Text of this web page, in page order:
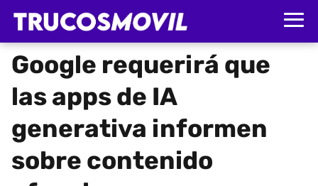
Google requerirá que
las apps de IA
generativa informen
sobre contenido